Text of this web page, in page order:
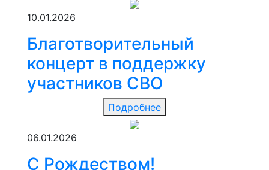
10.01.2026
Благотворительный
концерт в поддержку
участников СВО
Подробнее
06.01.2026
С Рождеством!